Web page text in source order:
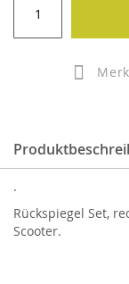
.
Rückspiegel Set,
Scooter.